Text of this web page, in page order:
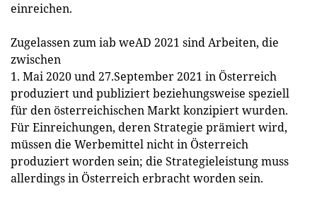
einreichen.
Zugelassen zum iab weAD 2021 sind Arbeiten, die
zwischen
1. Mai 2020 und 27.September 2021 in Österreich
produziert und publiziert beziehungsweise speziell
für den österreichischen Markt konzipiert wurden.
Für Einreichungen, deren Strategie prämiert wird,
müssen die Werbemittel nicht in Österreich
produziert worden sein; die Strategieleistung muss
allerdings in Österreich erbracht worden sein.